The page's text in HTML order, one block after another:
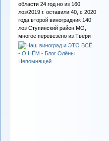
области 24 год но из 160
лоз/2019 г. оставили 40, с 2020
года второй виноградник 140
лоз Ступинский район МО,
многое перевезено из Твери